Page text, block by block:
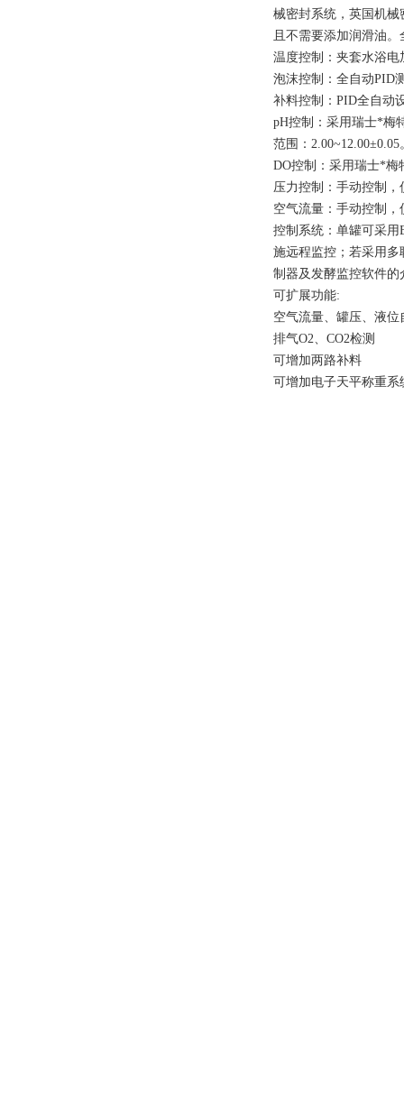
械密封系统，英国机
且不需要添加润滑油
温度控制：夹套水浴
泡沫控制：全自动PID
补料控制：PID全自动
pH控制：采用瑞士*梅
范围：2.00~12.00±0.05
DO控制：采用瑞士*梅
压力控制：手动控制，
空气流量：手动控制，
控制系统：单罐可采用
施远程监控；若采用多
制器及发酵监控软件的
可扩展功能:
空气流量、罐压、液位
排气O2、CO2检测
可增加两路补料
可增加电子天平称重系